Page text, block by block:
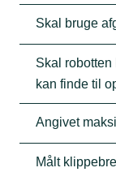
Skal bruge
Skal robotten
kan finde til
Angivet
Målt